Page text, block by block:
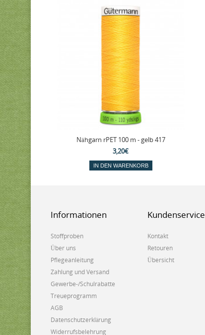
Nähgarn rPET 100 m - gelb 417
3,20€
IN DEN WARENKORB
Informationen
Stoffproben
Über uns
Pflegeanleitung
Zahlung und Versand
Gewerbe-/Schulrabatte
Treueprogramm
AGB
Datenschutzerklärung
Widerrufsbelehrung
Kundenservice
Kontakt
Retouren
Übersicht